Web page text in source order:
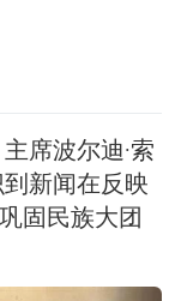
席波尔迪·索
新闻在反映
固民族大团